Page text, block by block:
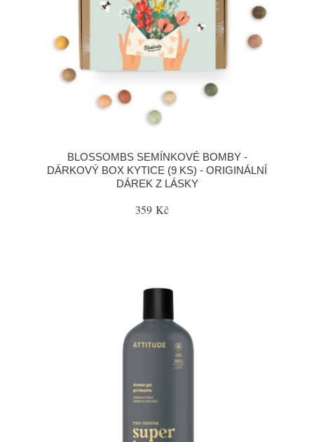
BLOSSOMBS SEMÍNKOVÉ BOMBY -
DÁRKOVÝ BOX KYTICE (9 KS) - ORIGINÁLNÍ
DÁREK Z LÁSKY
359 Kč